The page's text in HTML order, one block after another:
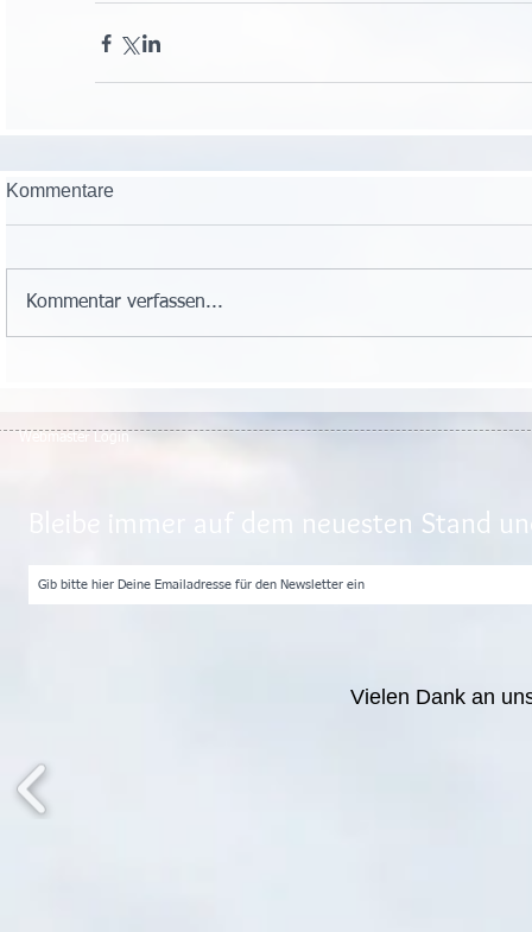
Kommentare
Kommentar verfassen...
Bleibe immer auf dem neuesten Stand
Vielen Dank an